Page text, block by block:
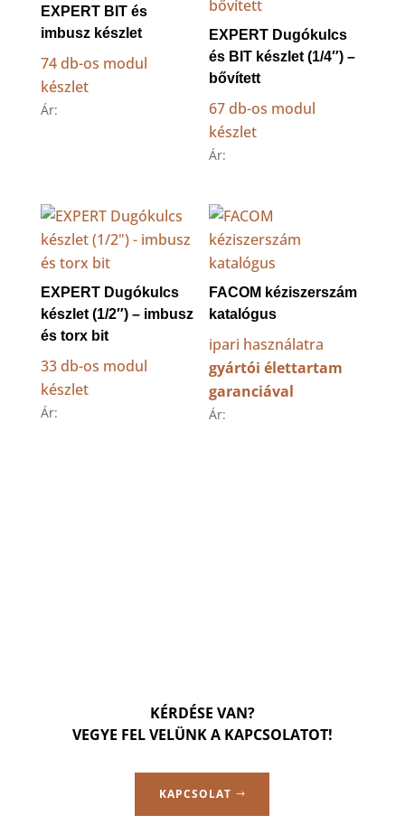
EXPERT BIT és
imbusz készlet
74 db-os modul
készlet
Ár:
EXPERT Dugókulcs
és BIT készlet (1/4″) –
bővített
67 db-os modul
készlet
Ár:
EXPERT Dugókulcs
készlet (1/2″) – imbusz
és torx bit
33 db-os modul
készlet
Ár:
FACOM kéziszerszám
katalógus
ipari használatra
gyártói élettartam
garanciával
Ár:
KÉRDÉSE VAN?
VEGYE FEL VELÜNK A KAPCSOLATOT!
KAPCSOLAT